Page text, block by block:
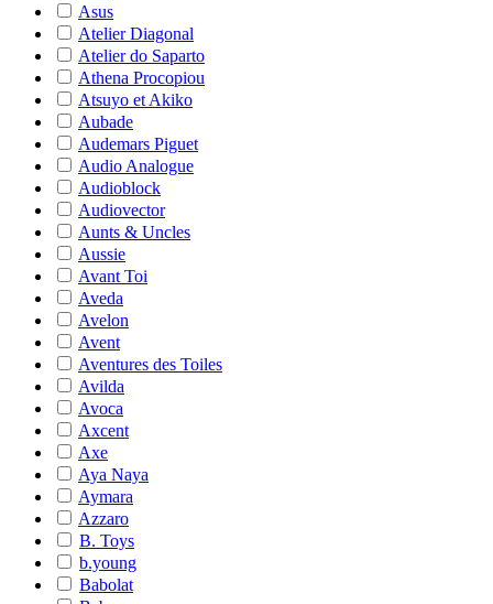
Asus
Atelier Diagonal
Atelier do Saparto
Athena Procopiou
Atsuyo et Akiko
Aubade
Audemars Piguet
Audio Analogue
Audioblock
Audiovector
Aunts & Uncles
Aussie
Avant Toi
Aveda
Avelon
Avent
Aventures des Toiles
Avilda
Avoca
Axcent
Axe
Aya Naya
Aymara
Azzaro
B. Toys
b.young
Babolat